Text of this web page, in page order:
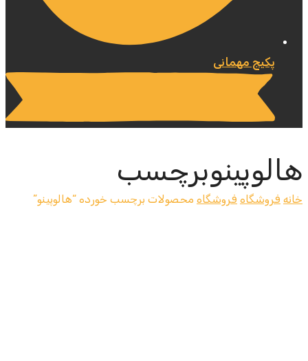
پکیج مهمانی
هالوپینوبرچسب
خانه فروشگاه فروشگاه محصولات برچسب خورده “هالوپینو”